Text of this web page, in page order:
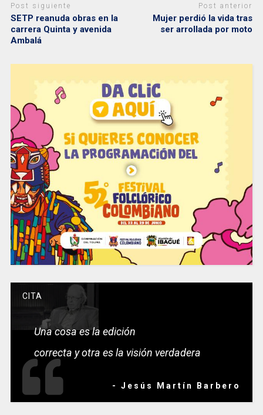
Post siguiente
SETP reanuda obras en la
carrera Quinta y avenida
Ambalá
Post anterior
Mujer perdió la vida tras
ser arrollada por moto
CITA
Una cosa es la edición
correcta y otra es la visión verdadera
- Jesús Martín Barbero